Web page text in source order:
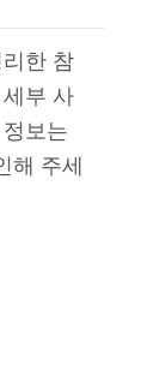
한 참
부 사
보는
해 주세